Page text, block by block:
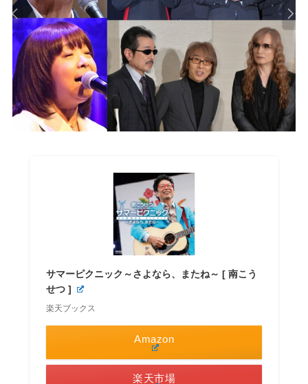
サマーピクニック～さよなら、またね～ [ 南こう
せつ ]
楽天ブックス
Amazon
楽天市場